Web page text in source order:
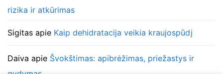
rizika ir atkūrimas
Sigitas apie Kaip dehidratacija veikia kraujospūdį
Daiva apie Švokštimas: apibrėžimas, priežastys ir